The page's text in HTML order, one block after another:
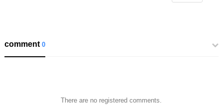
comment0
There are no registered comments.